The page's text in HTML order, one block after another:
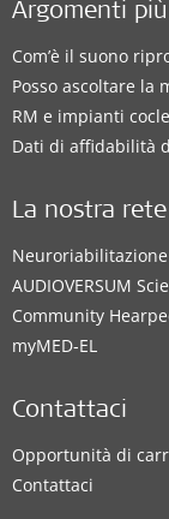
Argomenti
Com’è il suono
Posso ascoltare la
RM e impianti
Dati di affidabilità
La nostra rete
Neuroriabilitazione
AUDIOVERSUM
Community
myMED‑EL
Contattaci
Opportunità di
Contattaci